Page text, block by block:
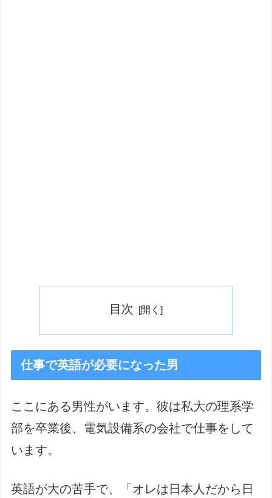
目次
仕事で英語が必要になった男
ここにある男性がいます。彼は私大の理系学
部を卒業後、電気設備系の会社で仕事をして
います。
英語が大の苦手で、「オレは日本人だから日